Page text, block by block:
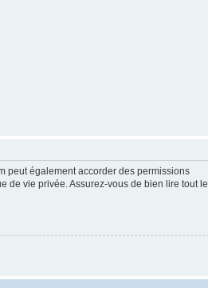
peut également accorder des permissions
de vie privée. Assurez-vous de bien lire tout le